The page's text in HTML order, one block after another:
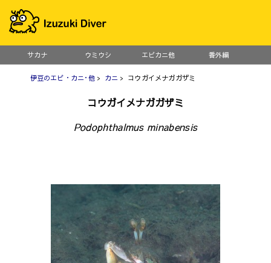
サカナ ウミウシ エビカニ他 番外編
伊豆のエビ・カニ･他> カニ > コウガイメナガガザミ
コウガイメナガガザミ
Podophthalmus minabensis